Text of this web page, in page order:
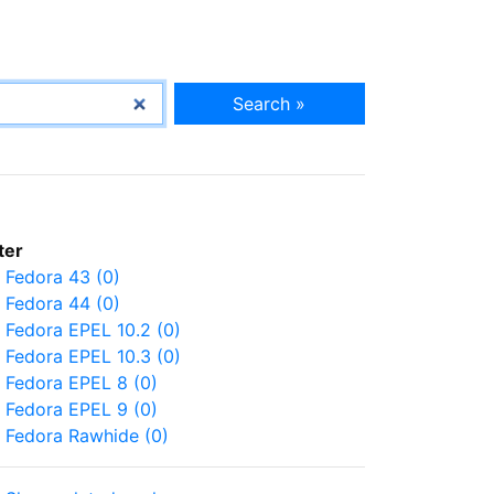
Search »
Fedora 43 (0)
Fedora 44 (0)
Fedora EPEL 10.2 (0)
Fedora EPEL 10.3 (0)
Fedora EPEL 8 (0)
Fedora EPEL 9 (0)
Fedora Rawhide (0)